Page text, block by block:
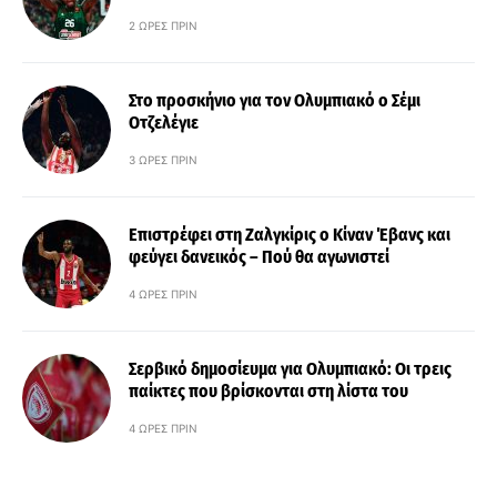
2 ΏΡΕΣ ΠΡΙΝ
Στο προσκήνιο για τον Ολυμπιακό ο Σέμι
Οτζελέγιε
3 ΏΡΕΣ ΠΡΙΝ
Επιστρέφει στη Ζαλγκίρις ο Κίναν Έβανς και
φεύγει δανεικός – Πού θα αγωνιστεί
4 ΏΡΕΣ ΠΡΙΝ
Σερβικό δημοσίευμα για Ολυμπιακό: Οι τρεις
παίκτες που βρίσκονται στη λίστα του
4 ΏΡΕΣ ΠΡΙΝ